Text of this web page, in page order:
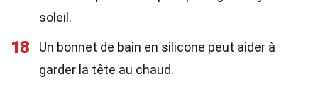
soleil.
18
Un bonnet de bain en silicone peut aider à
garder la tête au chaud.